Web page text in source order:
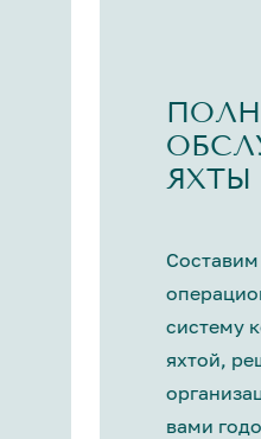
ЯХТЫ
систему
яхтой,
вами